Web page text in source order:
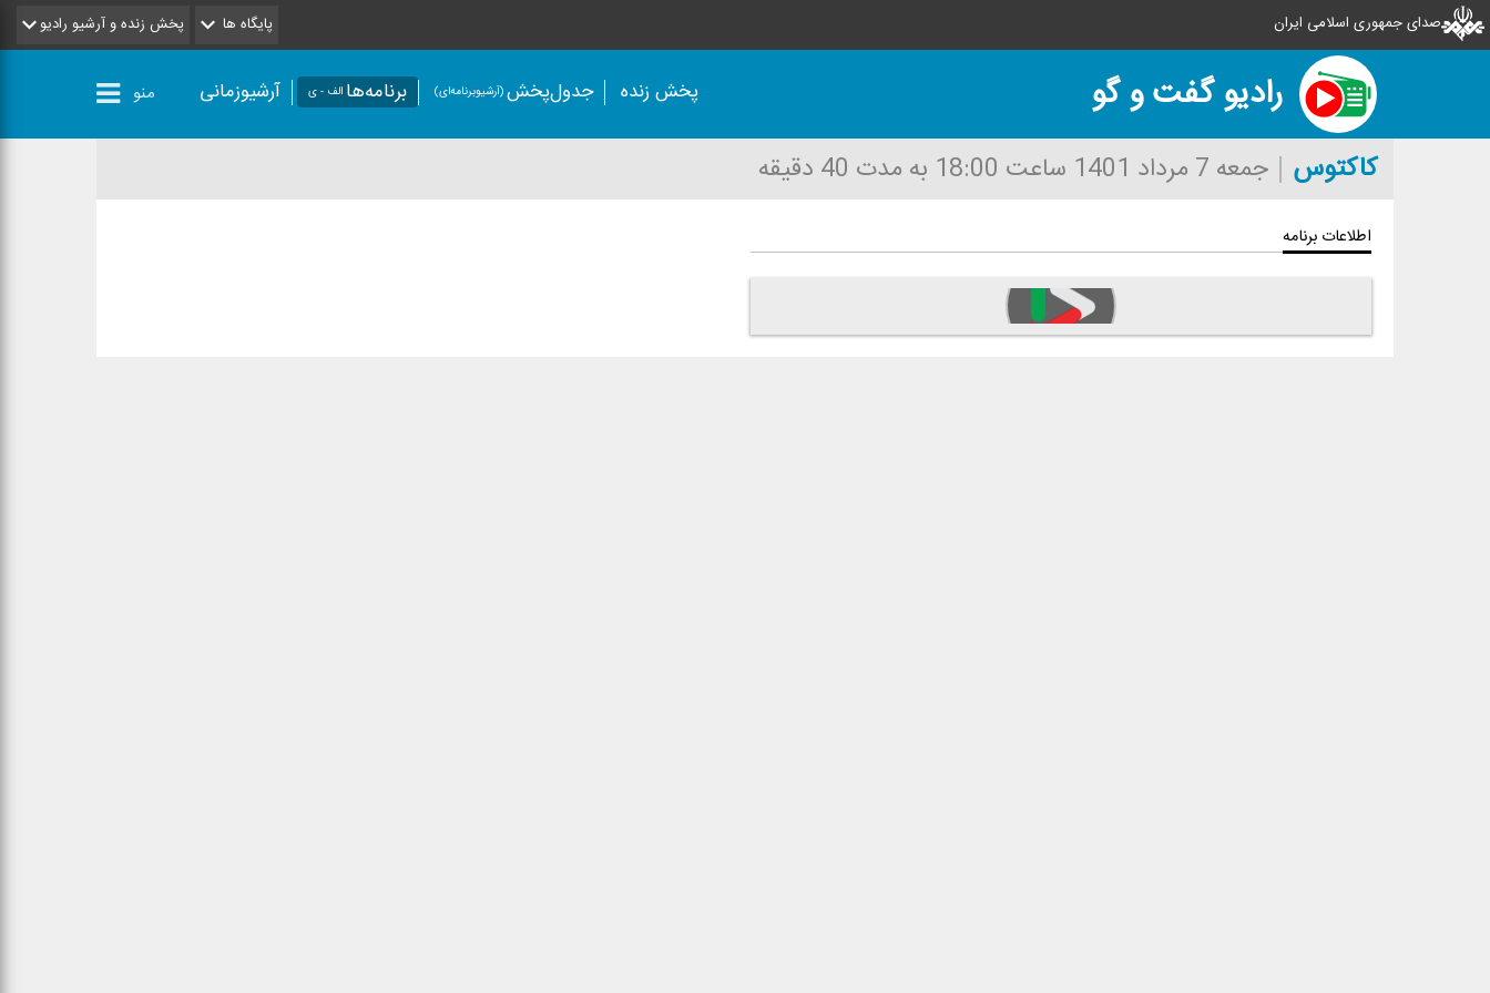
صدای جمهوری اسلامی ایران پایگاه ها پخش زنده و آرشیو رادیو
رادیو گفت و گو پخش زنده جدول‌پخش(آرشیو‌برنامه‌ای) برنامه‌ها الف - ی آرشیوزمانی منو
كاكتوس جمعه 7 مرداد 1401 ساعت 18:00 به مدت 40 دقیقه
اطلاعات برنامه